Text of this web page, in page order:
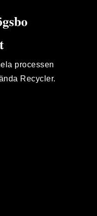
processen
Recycler.